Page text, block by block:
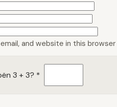
email, and website in this
3 + 3? *